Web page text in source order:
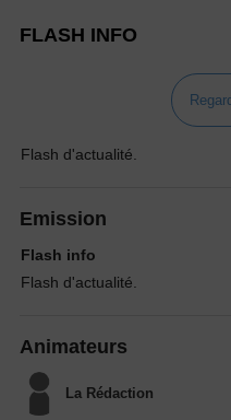
FLASH INFO
Flash d'actualité.
Emission
Flash info
Flash d'actualité.
Animateurs
La Rédaction